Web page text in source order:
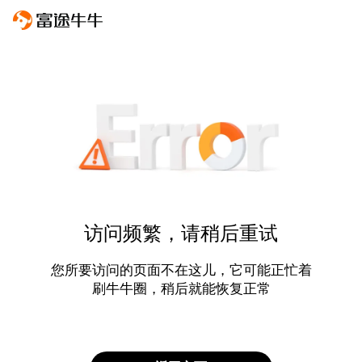
访问频繁，请稍后重试
您所要访问的页面不在这儿，它可能正忙着
刷牛牛圈，稍后就能恢复正常